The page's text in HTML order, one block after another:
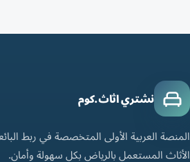
نشتري اثاث.كوم
المنصة العربية الأولى المتخصصة في ربط
الأثاث المستعمل بالرياض بكل سهولة وأمان.